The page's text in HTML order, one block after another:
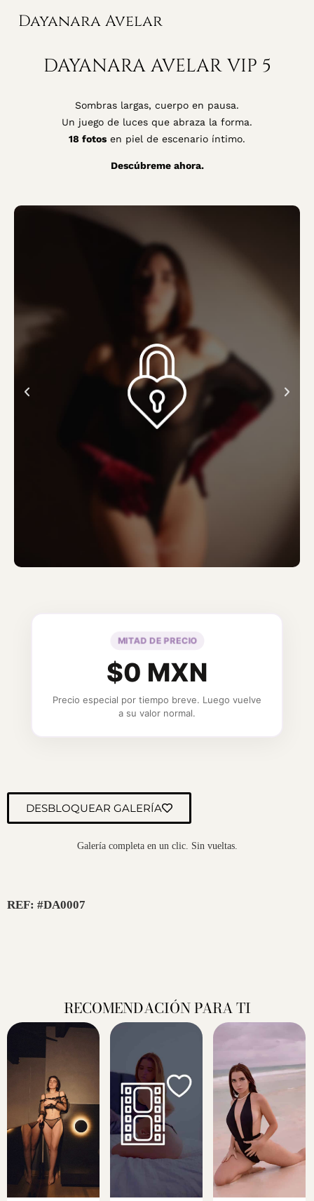
Dayanara Avelar
DAYANARA AVELAR VIP 5
Sombras largas, cuerpo en pausa.
Un juego de luces que abraza la forma.
18 fotos en piel de escenario íntimo.
Descúbreme ahora.
MITAD DE PRECIO
$0 MXN
Precio especial por tiempo breve. Luego vuelve
a su valor normal.
DESBLOQUEAR GALERÍA
Galería completa en un clic. Sin vueltas.
REF: #DA0007
RECOMENDACIÓN PARA TI